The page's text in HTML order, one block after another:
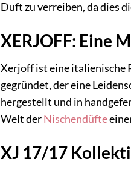
Duft zu verreiben, da dies
XERJOFF: Eine
Xerjoff ist eine italienische
gegründet, der eine
hergestellt und in
Welt derNischendüfte
XJ 17/17